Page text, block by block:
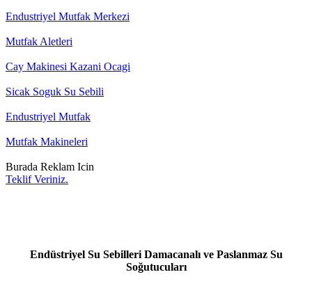
Endustriyel Mutfak Merkezi
Mutfak Aletleri
Cay Makinesi Kazani Ocagi
Sicak Soguk Su Sebili
Endustriyel Mutfak
Mutfak Makineleri
Burada Reklam Icin
Teklif Veriniz.
Endüstriyel Su Sebilleri Damacanalı ve Paslanmaz Su
Soğutucuları